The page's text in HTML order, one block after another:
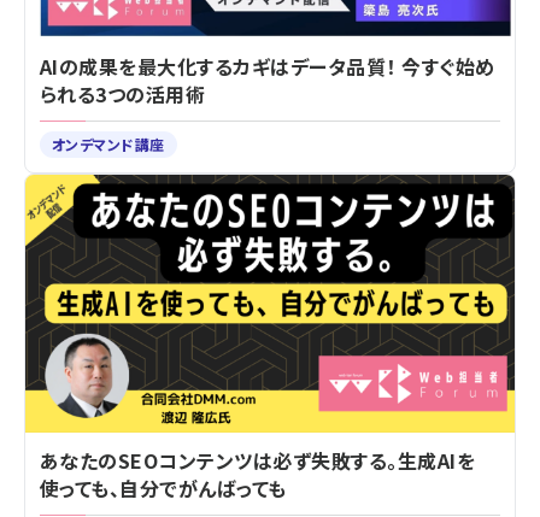
AIの成果を最大化するカギはデータ品質！ 今すぐ始め
られる3つの活用術
オンデマンド講座
あなたのSEOコンテンツは必ず失敗する。生成AIを
使っても、自分でがんばっても